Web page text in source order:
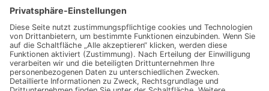
Mit jedem Zug stärker: Wie gezieltes Training im Wasser Körper
und Herz fordert
Wenn mehrere Traumziele zusammenkommen – so wird deine
Reise zum unvergesslichen Abenteuer
Auswärts essen und trotzdem fit bleiben – Tipps für einen